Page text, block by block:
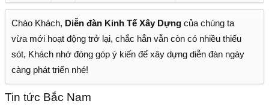
Chào Khách, Diễn đàn Kinh Tế Xây Dựng của chúng ta
vừa mới hoạt động trở lại, chắc hẳn vẫn còn có nhiều thiếu
sót, Khách nhớ đóng góp ý kiến để xây dựng diễn đàn ngày
càng phát triển nhé!
Tin tức Bắc Nam